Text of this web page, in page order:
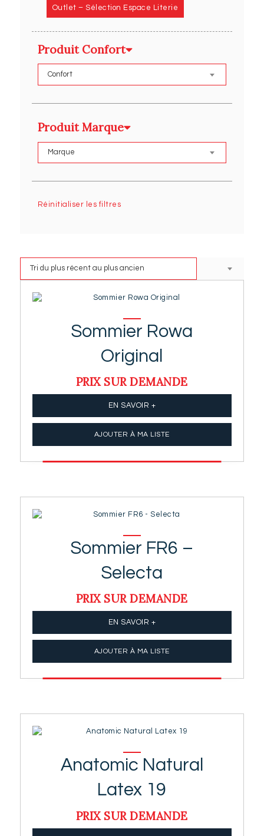
Sommier Rowa
Original
PRIX SUR DEMANDE
EN SAVOIR +
AJOUTER À MA LISTE
Sommier FR6 –
Selecta
PRIX SUR DEMANDE
EN SAVOIR +
AJOUTER À MA LISTE
Anatomic Natural
Latex 19
PRIX SUR DEMANDE
Outlet – Sélection Espace Literie
Produit Confort
Produit Marque
Réinitialiser les filtres